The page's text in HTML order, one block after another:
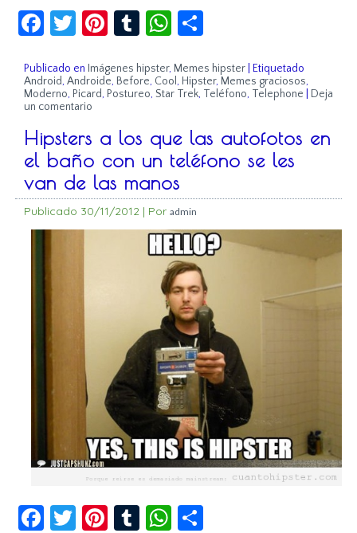
Facebook
Twitter
Pinterest
TumblrWhatsApp
Publicado en Imágenes hipster, Memes hipster |Etiquetado
Android,Androide, Before, Cool, Hipster, Memes graciosos,
Moderno, Picard, Postureo, Star Trek, Teléfono, Telephone
Deja
un comentario
Hipsters a los que las autofotos en
el baño con un teléfono se les
van de las manos
Publicado 30/11/2012 | Por admin
Facebook
Twitter
Pinterest
TumblrWhatsApp